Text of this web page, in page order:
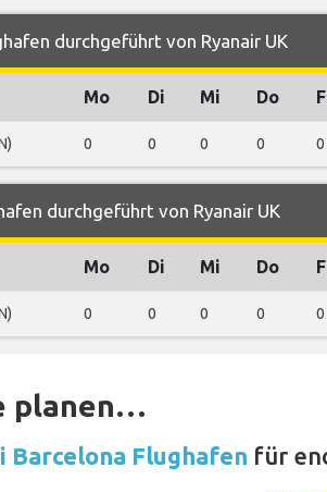
durchgeführt von Ryanair UK
Mo Di Mi Do
0 0 0 0 0
durchgeführt von Ryanair UK
Mo Di Mi Do
0 0 0 0 0
planen…
Barcelona Flughafen für